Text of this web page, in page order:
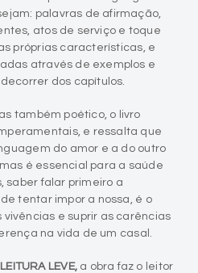
palavras de afirmação,
atos de serviço e toque
próprias características, e
através de exemplos e
dos capítulos.
também poético, o livro
e ressalta que
do amor e a do outro
é essencial para a saúde
saber falar primeiro a
tentar impor a nossa, é o
e suprir as carências
na vida de um casal.
LEVE,a obra faz o leitor